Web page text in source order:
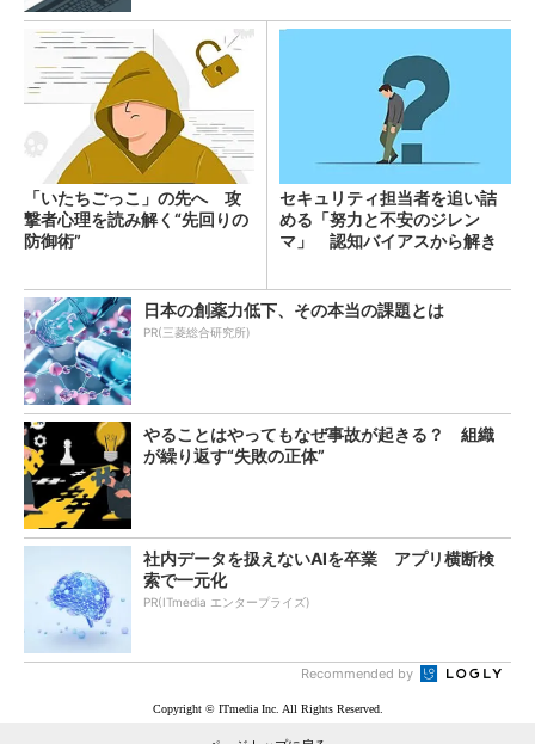
「いたちごっこ」の先へ 攻
撃者心理を読み解く“先回りの
防御術”
セキュリティ担当者を追い詰
める「努力と不安のジレン
マ」 認知バイアスから解き
日本の創薬力低下、その本当の課題とは
PR(三菱総合研究所)
やることはやってもなぜ事故が起きる？ 組織
が繰り返す“失敗の正体”
社内データを扱えないAIを卒業 アプリ横断検
索で一元化
PR(ITmedia エンタープライズ)
Recommended by
Copyright © ITmedia Inc. All Rights Reserved.